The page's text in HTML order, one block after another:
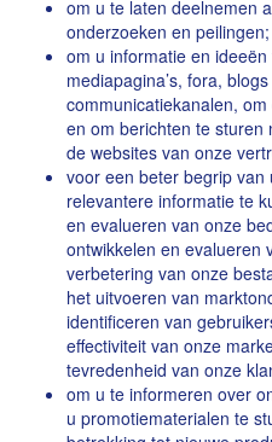
om u te laten deelnemen
onderzoeken en peilingen;
om u informatie en
mediapagina’s, fora,
communicatiekanalen,
en om berichten te sturen
de websites van onze
voor een beter begrip
relevantere informatie te
en evalueren van onze
ontwikkelen en evalueren
verbetering van onze
het uitvoeren van
identificeren van
effectiviteit van onze
tevredenheid van onze
om u te informeren over
u promotiematerialen te